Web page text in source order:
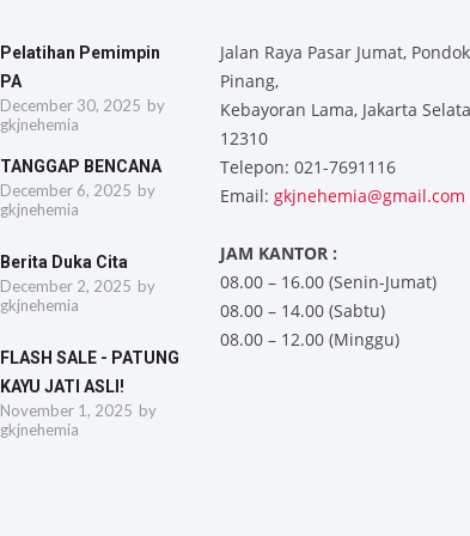
Pelatihan Pemimpin
PA
December 30, 2025 by
gkjnehemia
TANGGAP BENCANA
December 6, 2025 by
gkjnehemia
Berita Duka Cita
December 2, 2025 by
gkjnehemia
FLASH SALE - PATUNG
KAYU JATI ASLI!
November 1, 2025 by
gkjnehemia
Jalan Raya Pasar Jumat, Pondok
Pinang,
Kebayoran Lama, Jakarta
12310
Telepon: 021-7691116
Email: gkjnehemia@gmail.com
JAM KANTOR :
08.00 – 16.00 (Senin-Jumat)
08.00 – 14.00 (Sabtu)
08.00 – 12.00 (Minggu)